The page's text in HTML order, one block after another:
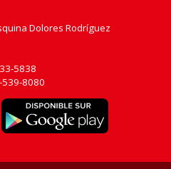
Dolores Rodríguez
5838
8080